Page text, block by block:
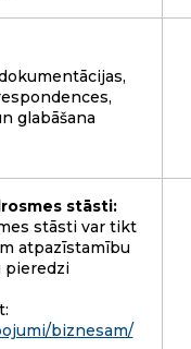
glabāšana
stāsti:
stāsti var tikt
atpazīstamību
pieredzi
biznesam/